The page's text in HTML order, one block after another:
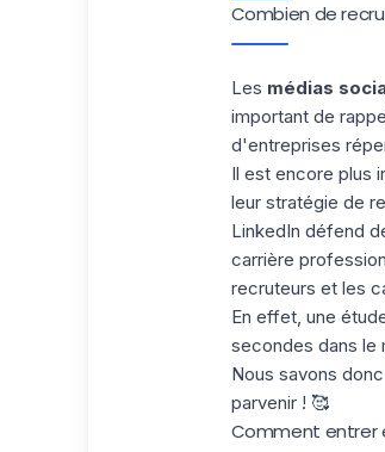
Combien de
Les médias
important de
d'entreprises
Il est encore plus
leur stratégie de
LinkedIn défend
carrière
recruteurs et les
En effet, une
secondes dans le
Nous savons
parvenir ! 🥰
Comment entrer